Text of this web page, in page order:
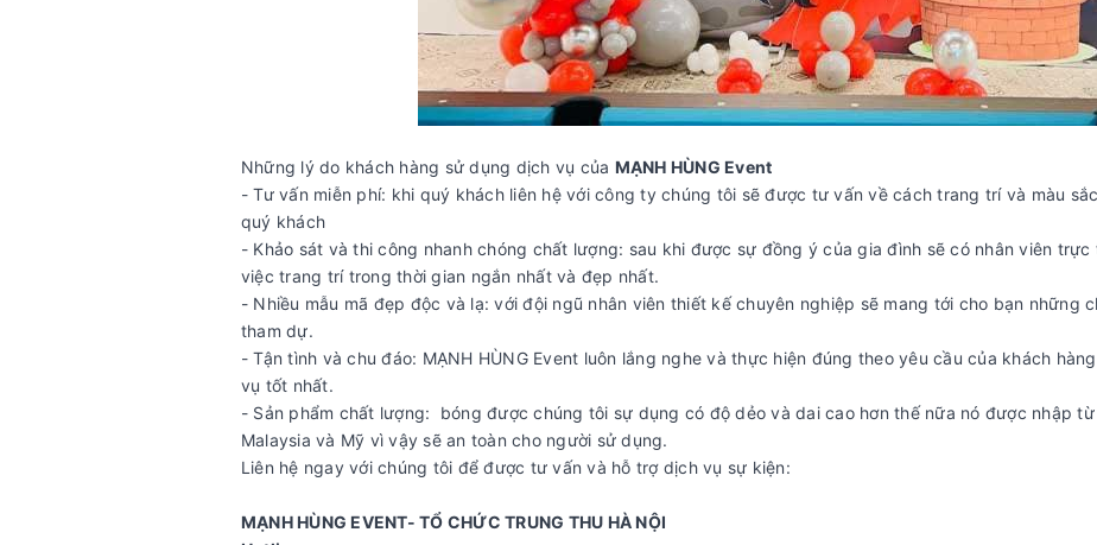
Những lý do khách hàng sử dụng dịch vụ của MẠNH HÙNG Event
- Tư vấn miễn phí: khi quý khách liên hệ với công ty chúng tôi sẽ được tư vấn về cách trang trí và màu
quý khách
- Khảo sát và thi công nhanh chóng chất lượng: sau khi được sự đồng ý của gia đình sẽ có nhân viên
việc trang trí trong thời gian ngắn nhất và đẹp nhất.
- Nhiều mẫu mã đẹp độc và lạ: với đội ngũ nhân viên thiết kế chuyên nghiệp sẽ mang tới cho bạn những
tham dự.
- Tận tình và chu đáo: MẠNH HÙNG Event luôn lắng nghe và thực hiện đúng theo yêu cầu của khách
vụ tốt nhất.
- Sản phẩm chất lượng: bóng được chúng tôi sự dụng có độ dẻo và dai cao hơn thế nữa nó được nhập
Malaysia và Mỹ vì vậy sẽ an toàn cho người sử dụng.
Liên hệ ngay với chúng tôi để được tư vấn và hỗ trợ dịch vụ sự kiện:
MẠNH HÙNG EVENT- TỔ CHỨC TRUNG THU HÀ NỘI